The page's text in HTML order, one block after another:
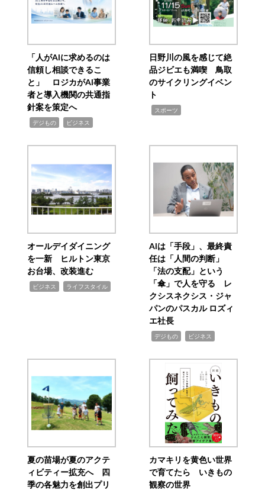
「人がAIに求めるのは
信頼し相談できるこ
と」 ロジカがAI事業
者と導入機関の共通指
針案を策定へ
デジもの ビジネス
日野川の風を感じて絶
品ジビエも満喫 鳥取
のサイクリングイベン
ト
スポーツ
オールデイダイニング
を一新 ヒルトン東京
お台場、改装進む
ビジネス ライフスタイル
AIは「手段」、最終責
任は「人間の判断」
「法の支配」という
「傘」で人を守る レ
クシスネクシス・ジャ
パンのパスカル ロズィ
エ社長
デジもの ビジネス
夏の苗場が夏のアクテ
ィビティー拡充へ 四
季の各魅力を創出プリ
カマキリを黄色い世界
で育てたら いきもの
観察の世界